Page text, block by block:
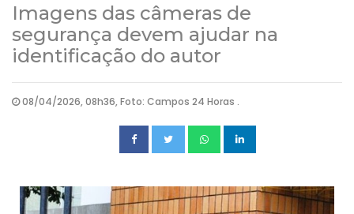
Imagens das câmeras de
segurança devem ajudar na
identificação do autor
08/04/2026, 08h36, Foto: Campos 24 Horas .